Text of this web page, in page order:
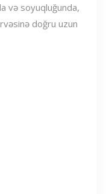
və soyuqluğunda,
doğru uzun